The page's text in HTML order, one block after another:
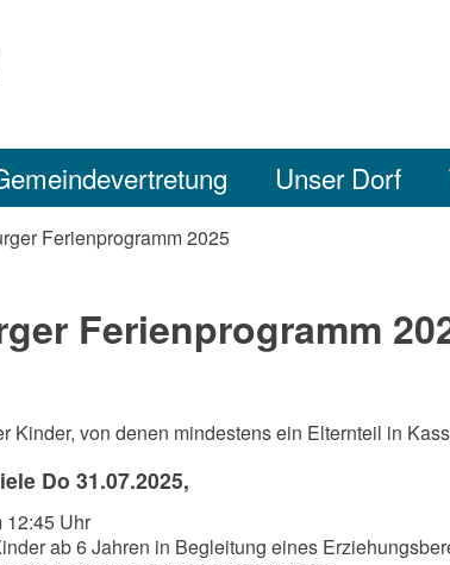
Unser Dorf
Ferienprogramm 2025
Ferienprogramm
Kinder, von denen mindestens ein Elternteil in
Do 31.07.2025,
12:45 Uhr
ab 6 Jahren in Begleitung eines